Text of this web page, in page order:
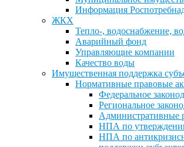
Информация
ЖКХ
Тепло-, водоснабжение,
Аварийный фонд
Управляющие компании
Качество воды
Имущественная поддержка
Нормативные правовые
Федеральное
Региональное
Административные
НПА по
НПА по